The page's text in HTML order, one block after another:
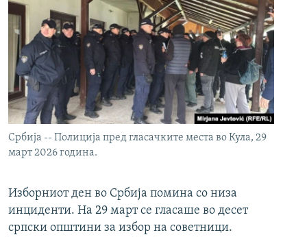
Србија -- Полиција пред гласачките места во Кула, 29
март 2026 година.
Изборниот ден во Србија помина со низа
инциденти. На 29 март се гласаше во десет
српски општини за избор на советници.